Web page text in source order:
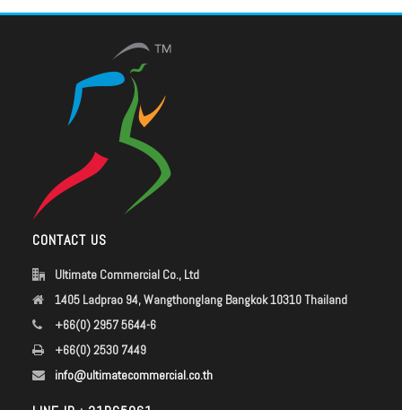
CONTACT US
Ultimate Commercial Co., Ltd
1405 Ladprao 94, Wangthonglang Bangkok 10310 Thailand
+66(0) 2957 5644-6
+66(0) 2530 7449
info@ultimatecommercial.co.th